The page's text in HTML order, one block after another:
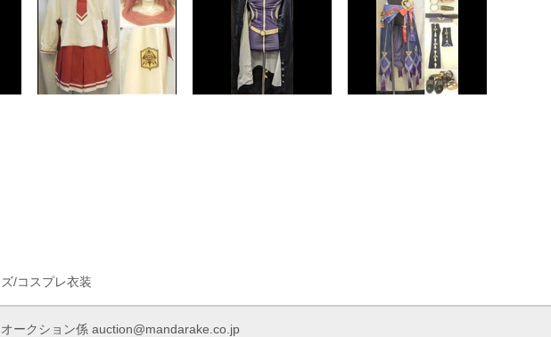
/コスプレ衣装
ークション係 auction@mandarake.co.jp